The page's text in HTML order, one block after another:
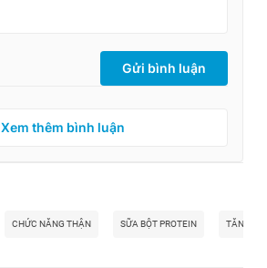
Gửi bình luận
Xem thêm bình luận
CHỨC NĂNG THẬN SỮA BỘT PROTEIN TĂNG CƠ